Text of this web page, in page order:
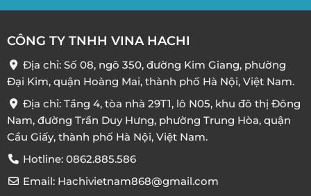
CÔNG TY TNHH VINA HACHI
Địa chỉ: Số 08, ngõ 350, đường Kim Giang, phường
Đại Kim, quận Hoàng Mai, thành phố Hà Nội, Việt Nam.
Địa chỉ: Tầng 4, tòa nhà 29T1, lô N05, khu đô thị Đông
Nam, đường Trần Duy Hưng, phường Trung Hòa, quận
Cầu Giấy, thành phố Hà Nội, Việt Nam.
Hotline: 0862.885.586
Email: Hachivietnam868@gmail.com